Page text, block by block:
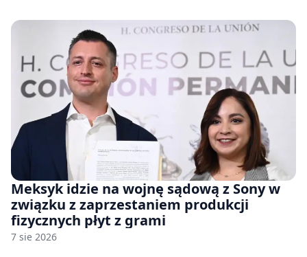
Meksyk idzie na wojnę sądową z Sony w
związku z zaprzestaniem produkcji
fizycznych płyt z grami
7 sie 2026